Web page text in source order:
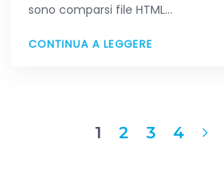
sono comparsi file HTML…
CONTINUA A LEGGERE
1 2 3 4